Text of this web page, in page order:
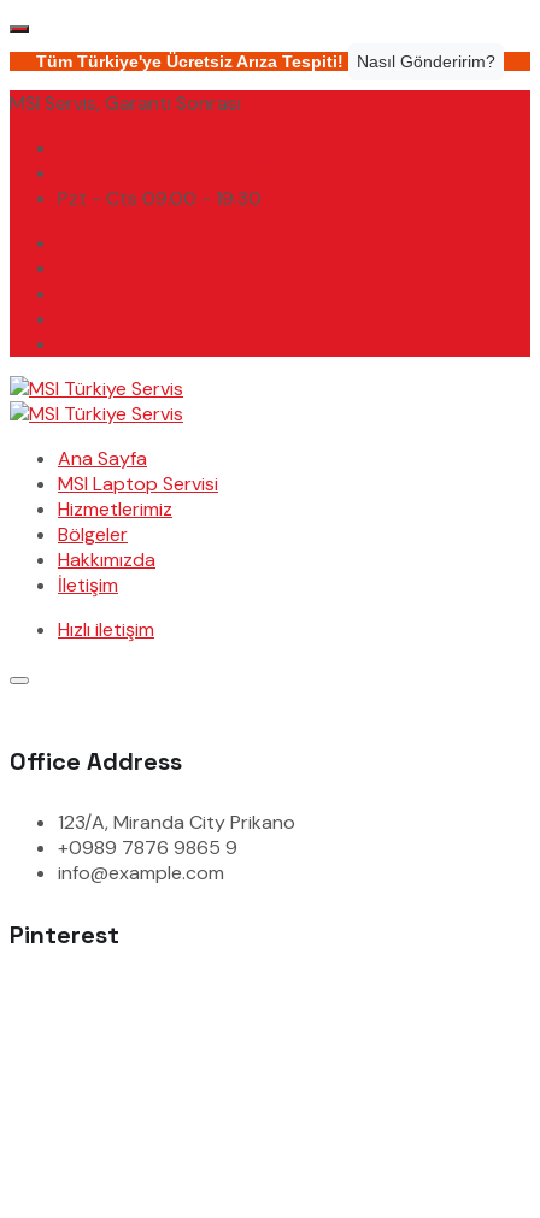
Tüm Türkiye'ye Ücretsiz Arıza Tespiti! Nasıl Gönderirim?
MSI Servis, Garanti Sonrası
Pzt - Cts 09.00 - 19.30
Ana Sayfa
MSI Laptop Servisi
Hizmetlerimiz
Bölgeler
Hakkımızda
İletişim
Hızlı iletişim
Office Address
123/A, Miranda City Prikano
+0989 7876 9865 9
info@example.com
Pinterest